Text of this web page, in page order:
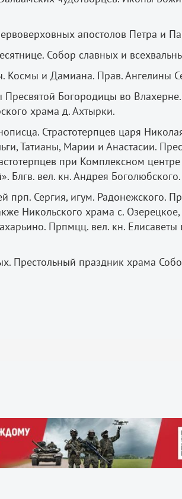
апостолов Петра и
Собор славных и
Космы и Дамиана. Прав. Ангелины
Богородицы во
храма д. Ахтырки.
Страстотерпцев царя
Татианы, Марии и Анастасии.
при Комплексном
Блгв. вел. кн. Андрея Боголюбского.
прп. Сергия, игум. Радонежского.
Никольского храма с.
Прпмцц. вел. кн.
Престольный праздник храма